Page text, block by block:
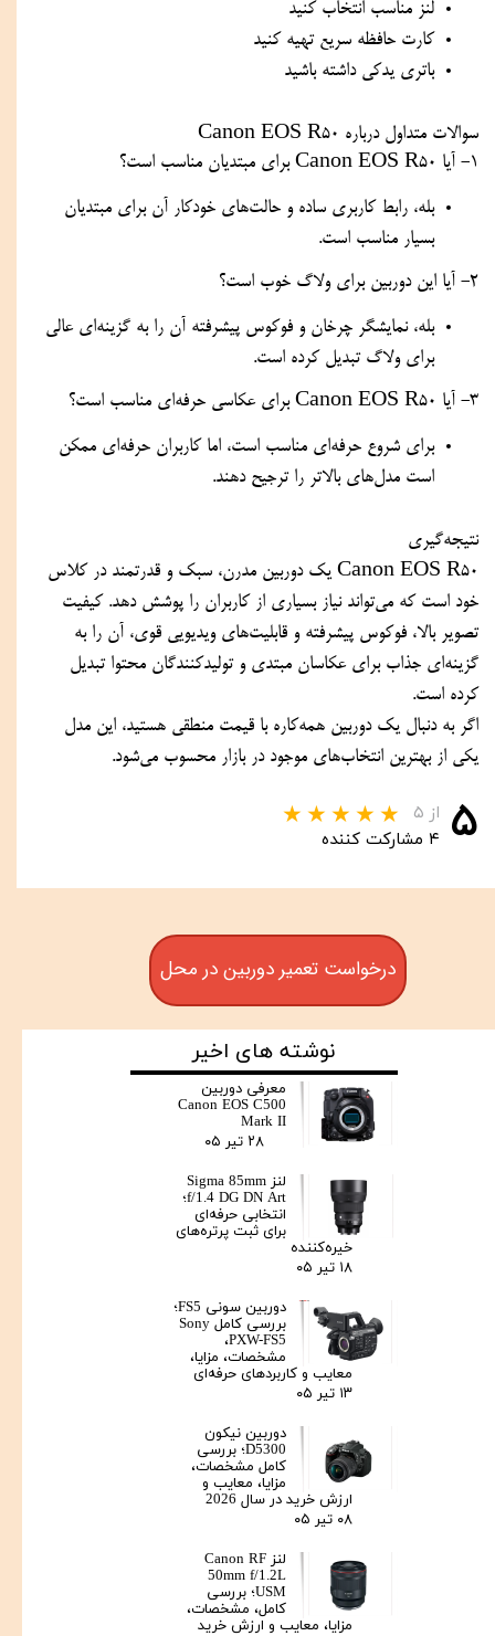
لنز مناسب انتخاب کنید
کارت حافظه سریع تهیه کنید
باتری یدکی داشته باشید
سوالات متداول درباره Canon EOS R50
1- آیا Canon EOS R50 برای مبتدیان مناسب است؟
بله، رابط کاربری ساده و حالت‌های خودکار آن برای مبتدیان
بسیار مناسب است.
2- آیا این دوربین برای ولاگ خوب است؟
بله، نمایشگر چرخان و فوکوس پیشرفته آن را به گزینه‌ای عالی
برای ولاگ تبدیل کرده است.
3- آیا Canon EOS R50 برای عکاسی حرفه‌ای مناسب است؟
برای شروع حرفه‌ای مناسب است، اما کاربران حرفه‌ای ممکن
است مدل‌های بالاتر را ترجیح دهند.
نتیجه‌گیری
Canon EOS R50 یک دوربین مدرن، سبک و قدرتمند در کلاس
خود است که می‌تواند نیاز بسیاری از کاربران را پوشش دهد. کیفیت
تصویر بالا، فوکوس پیشرفته و قابلیت‌های ویدیویی قوی، آن را به
گزینه‌ای جذاب برای عکاسان مبتدی و تولیدکنندگان محتوا تبدیل
کرده است.
اگر به دنبال یک دوربین همه‌کاره با قیمت منطقی هستید، این مدل
یکی از بهترین انتخاب‌های موجود در بازار محسوب می‌شود.
۵ از ۵
۴ مشارکت کننده
نوشته های اخیر
معرفی دوربین
Canon EOS C500
Mark II
۲۸ تیر ۰۵
لنز Sigma 85mm
f/1.4 DG DN Art؛
انتخابی حرفه‌ای
برای ثبت پرتره‌های
خیره‌کننده
۱۸ تیر ۰۵
دوربین سونی FS5؛
بررسی کامل Sony
PXW-FS5،
مشخصات، مزایا،
معایب و کاربردهای حرفه‌ای
۱۳ تیر ۰۵
دوربین نیکون
D5300؛ بررسی
کامل مشخصات،
مزایا، معایب و
ارزش خرید در سال 2026
۰۸ تیر ۰۵
لنز Canon RF
50mm f/1.2L
USM؛ بررسی
کامل، مشخصات،
مزایا، معایب و ارزش خرید
درخواست تعمیر دوربین در محل